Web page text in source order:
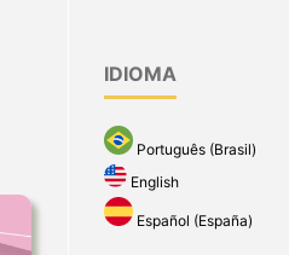
IDIOMA
Português (Brasil)
English
Español (España)